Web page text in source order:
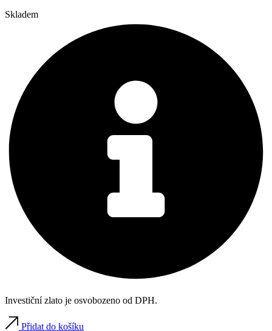
Skladem
Investiční zlato je osvobozeno od DPH.
Přidat do košíku